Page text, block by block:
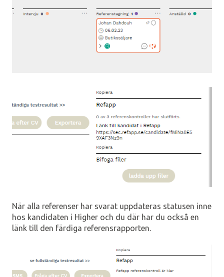
När alla referenser har svarat uppdateras statusen inne
hos kandidaten i Higher och du där har du också en
länk till den färdiga referensrapporten.